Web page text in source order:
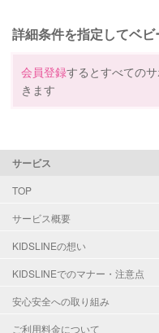
詳細条件を指定してベ
会員登録するとすべての
きます
サービス
TOP
サービス概要
KIDSLINEの想い
KIDSLINEでのマナー・注意点
安心安全への取り組み
ご利用料金について